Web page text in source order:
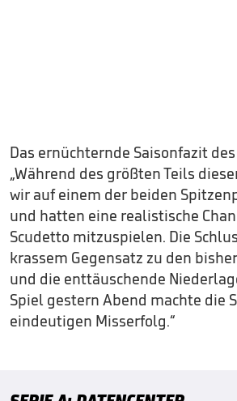
Das ernüchternde Saisonfazit
„Während des größten Teils
wir auf einem der beiden
und hatten eine realistische
Scudetto mitzuspielen. Die
krassem Gegensatz zu den
und die enttäuschende
Spiel gestern Abend machte die
eindeutigen Misserfolg.“